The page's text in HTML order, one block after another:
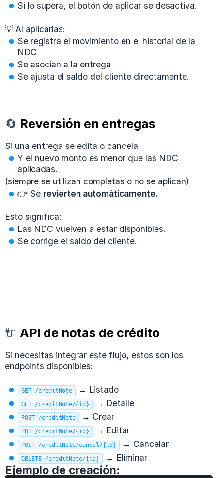
Si lo supera, el botón de aplicar se desactiva.
💡 Al aplicarlas:
Se registra el movimiento en el historial de la
NDC
Se asocian a la entrega
Se ajusta el saldo del cliente directamente.
🔄 Reversión en entregas
Si una entrega se edita o cancela:
Y el nuevo monto es menor que las NDC
aplicadas.
(siempre se utilizan completas o no se aplican)
👉 Se revierten automáticamente.
Esto significa:
Las NDC vuelven a estar disponibles.
Se corrige el saldo del cliente.
🔌 API de notas de crédito
Si necesitas integrar este flujo, estos son los
endpoints disponibles:
GET /creditNote → Listado
GET /creditNote/{id} → Detalle
POST /creditNote → Crear
PUT /creditNote/{id} → Editar
POST /creditNote/cancel/{id} → Cancelar
DELETE /creditNote/{id} → Eliminar
Ejemplo de creación: